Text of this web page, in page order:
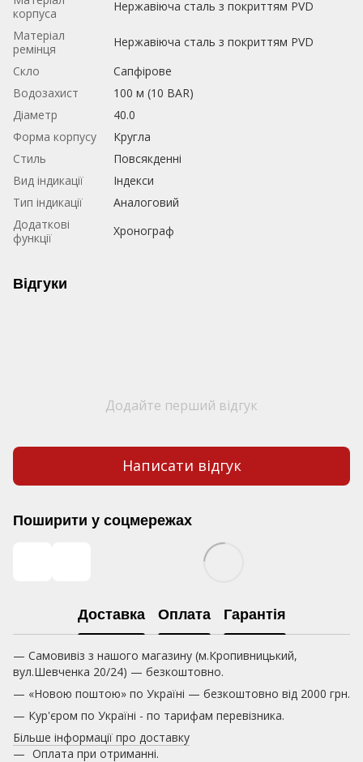
корпуса
Нержавіюча сталь з покриттям PVD
Матеріал
ремінця
Нержавіюча сталь з покриттям PVD
Скло
Сапфірове
Водозахист
100 м (10 BAR)
Діаметр
40.0
Форма корпусу
Кругла
Стиль
Повсякденні
Вид індикації
Індекси
Тип індикації
Аналоговий
Додаткові
функції
Хронограф
Відгуки
Додайте перший відгук
Написати відгук
Поширити у соцмережах
Доставка Оплата Гарантія
— Самовивіз з нашого магазину (м.Кропивницький,
вул.Шевченка 20/24) — безкоштовно.
— «Новою поштою» по Україні — безкоштовно від 2000 грн.
— Кур'єром по Україні - по тарифам перевізника.
Більше інформації про доставку
Оплата при отриманні.